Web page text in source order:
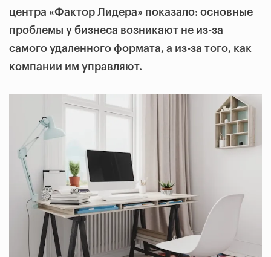
центра «Фактор Лидера» показало: основные
проблемы у бизнеса возникают не из-за
самого удаленного формата, а из-за того, как
компании им управляют.